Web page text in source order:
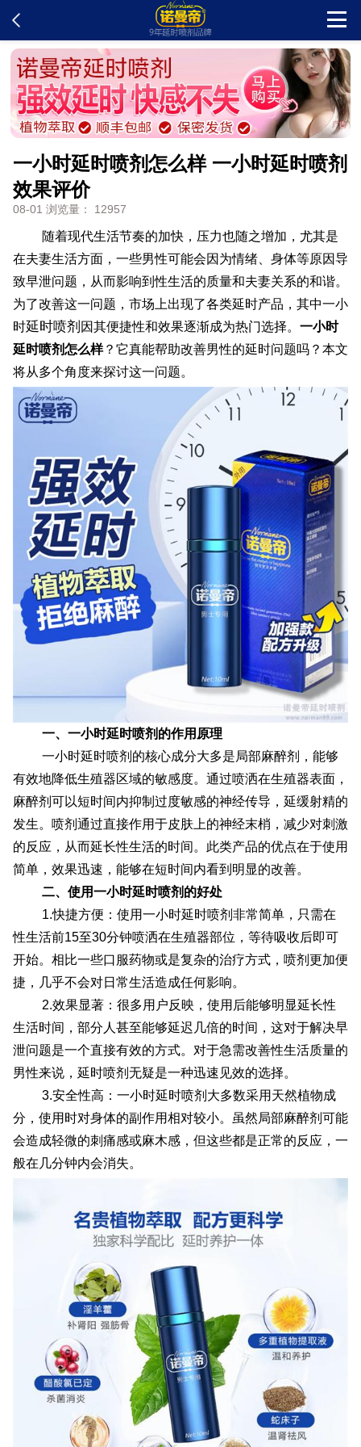
首页
新闻中心
客户留言
产品说明
问题解答
在线订购
配送方式
联系我们
一小时延时喷剂怎么样 一小时延时喷剂
效果评价
08-01 浏览量： 12957
随着现代生活节奏的加快，压力也随之增加，尤其是
在夫妻生活方面，一些男性可能会因为情绪、身体等原因导
致早泄问题，从而影响到性生活的质量和夫妻关系的和谐。
为了改善这一问题，市场上出现了各类延时产品，其中一小
时延时喷剂 因其便捷性和效果逐渐成为热门选择。 一小时
延时喷剂怎么样？它真能帮助改善男性的延时问题吗？本文
将从多个角度来探讨这一问题。
一、一小时延时喷剂的作用原理
一小时延时喷剂的核心成分大多是局部麻醉剂，能够
有效地降低生殖器区域的敏感度。通过喷洒在生殖器表面，
麻醉剂可以短时间内抑制过度敏感的神经传导，延缓射精的
发生。喷剂通过直接作用于皮肤上的神经末梢，减少对刺激
的反应，从而延长性生活的时间。此类产品的优点在于使用
简单，效果迅速，能够在短时间内看到明显的改善。
二、使用一小时延时喷剂的好处
1.快捷方便：使用一小时延时喷剂非常简单，只需在
性生活前15至30分钟喷洒在生殖器部位，等待吸收后即可
开始。相比一些口服药物或是复杂的治疗方式，喷剂更加便
捷，几乎不会对日常生活造成任何影响。
2.效果显著：很多用户反映，使用后能够明显延长性
生活时间，部分人甚至能够延迟几倍的时间，这对于解决早
泄问题是一个直接有效的方式。对于急需改善性生活质量的
男性来说，延时喷剂无疑是一种迅速见效的选择。
3.安全性高：一小时延时喷剂大多数采用天然植物成
分，使用时对身体的副作用相对较小。虽然局部麻醉剂可能
会造成轻微的刺痛感或麻木感，但这些都是正常的反应，一
般在几分钟内会消失。